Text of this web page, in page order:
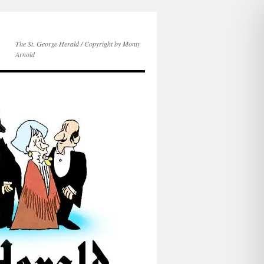
The St. George Herald / Copyright by Monty
Arnold